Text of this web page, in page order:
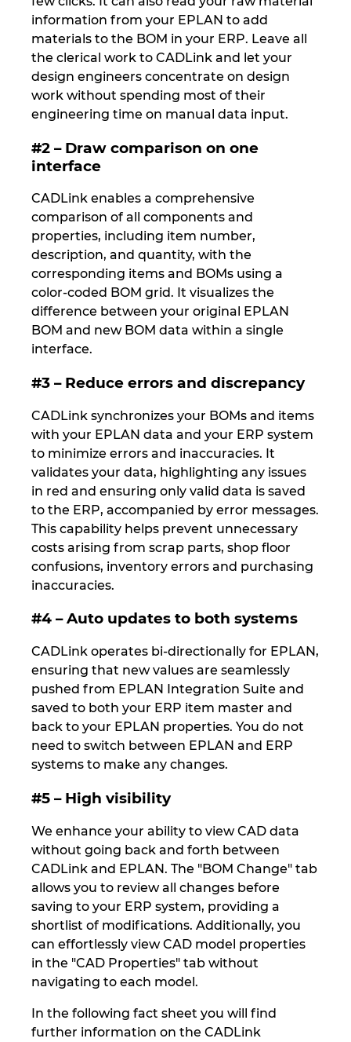
information from your EPLAN to add
materials to the BOM in your ERP. Leave all
the clerical work to CADLink and let your
design engineers concentrate on design
work without spending most of their
engineering time on manual data input.
#2 – Draw comparison on one
interface
CADLink enables a comprehensive
comparison of all components and
properties, including item number,
description, and quantity, with the
corresponding items and BOMs using a
color-coded BOM grid. It visualizes the
difference between your original EPLAN
BOM and new BOM data within a single
interface.
#3 – Reduce errors and discrepancy
CADLink synchronizes your BOMs and items
with your EPLAN data and your ERP system
to minimize errors and inaccuracies. It
validates your data, highlighting any issues
in red and ensuring only valid data is saved
to the ERP, accompanied by error messages.
This capability helps prevent unnecessary
costs arising from scrap parts, shop floor
confusions, inventory errors and purchasing
inaccuracies.
#4 – Auto updates to both systems
CADLink operates bi-directionally for EPLAN,
ensuring that new values are seamlessly
pushed from EPLAN Integration Suite and
saved to both your ERP item master and
back to your EPLAN properties. You do not
need to switch between EPLAN and ERP
systems to make any changes.
#5 – High visibility
We enhance your ability to view CAD data
without going back and forth between
CADLink and EPLAN. The "BOM Change" tab
allows you to review all changes before
saving to your ERP system, providing a
shortlist of modifications. Additionally, you
can effortlessly view CAD model properties
in the "CAD Properties" tab without
navigating to each model.
In the following fact sheet you will find
further information on the CADLink
Norway
Peru
Philippines
Poland
Portugal
Romania
Serbia
Singapore
Slovakia
South Africa
South Korea
Spain
Sweden
Switzerland
Turkey
Ukraine
United Arab Emirates
United Kingdom
United States